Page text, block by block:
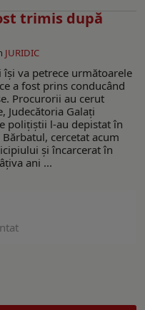
trimis după
JURIDIC
va petrece următoarele
a fost prins conducând
Procurorii au cerut
Judecătoria Galați
polițiștii l-au depistat în
cercetat acum
și încarcerat în
ani ...